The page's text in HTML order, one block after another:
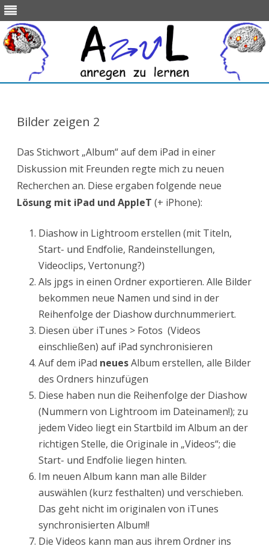
Bilder zeigen 2
Das Stichwort „Album“ auf dem iPad in einer
Diskussion mit Freunden regte mich zu neuen
Recherchen an. Diese ergaben folgende neue
Lösung mit iPad und AppleT (+ iPhone):
Diashow in Lightroom erstellen (mit Titeln,
Start- und Endfolie, Randeinstellungen,
Videoclips, Vertonung?)
Als jpgs in einen Ordner exportieren. Alle Bilder
bekommen neue Namen und sind in der
Reihenfolge der Diashow durchnummeriert.
Diesen über iTunes > Fotos (Videos
einschließen) auf iPad synchronisieren
Auf dem iPad neuesAlbum erstellen, alle Bilder
des Ordners hinzufügen
Diese haben nun die Reihenfolge der Diashow
(Nummern von Lightroom im Dateinamen!); zu
jedem Video liegt ein Startbild im Album an der
richtigen Stelle, die Originale in „Videos“; die
Start- und Endfolie liegen hinten.
Im neuen Album kann man alle Bilder
auswählen (kurz festhalten) und verschieben.
Das geht nicht im originalen von iTunes
synchronisierten Album!!
Die Videos kann man aus ihrem Ordner ins